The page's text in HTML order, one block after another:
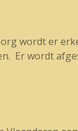
wordt er
Er wordt